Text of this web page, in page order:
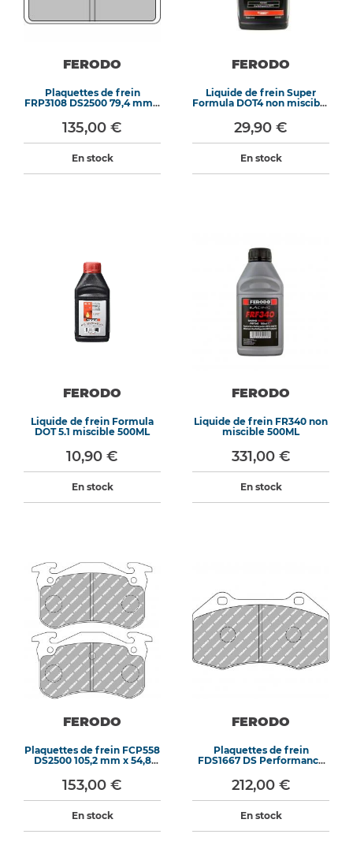
FERODO
Plaquettes de frein
FRP3108 DS2500 79,4 mm x
135,00 €
En stock
FERODO
Liquide de frein Super
Formula DOT4 non miscible
29,90 €
En stock
FERODO
Liquide de frein Formula
DOT 5.1 miscible 500ML
10,90 €
En stock
FERODO
Liquide de frein FR340 non
miscible 500ML
331,00 €
En stock
FERODO
Plaquettes de frein FCP558
DS2500 105,2 mm x 54,8
153,00 €
En stock
FERODO
Plaquettes de frein
FDS1667 DS Performance
mm
212,00 €
En stock